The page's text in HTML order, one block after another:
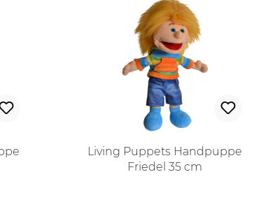
Living Puppets Handpuppe
Friedel 35 cm